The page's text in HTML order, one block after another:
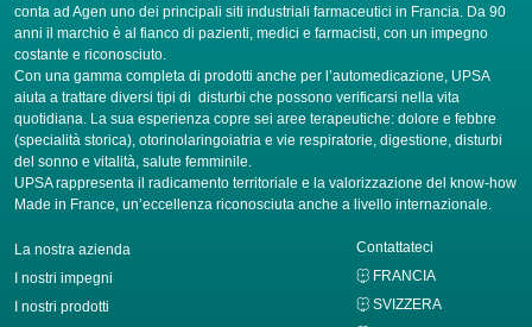
conta ad Agen uno dei principali siti industriali farmaceutici in Francia. Da 90
anni il marchio è al fianco di pazienti, medici e farmacisti, con un impegno
costante e riconosciuto.
Con una gamma completa di prodotti anche per l’automedicazione, UPSA
aiuta a trattare diversi tipi di disturbi che possono verificarsi nella vita
quotidiana. La sua esperienza copre sei aree terapeutiche: dolore e febbre
(specialità storica), otorinolaringoiatria e vie respiratorie, digestione, disturbi
del sonno e vitalità, salute femminile.
UPSA rappresenta il radicamento territoriale e la valorizzazione del know-how
Made in France, un’eccellenza riconosciuta anche a livello internazionale.
La nostra azienda
I nostri impegni
I nostri prodotti
Contattateci
FRANCIA
SVIZZERA